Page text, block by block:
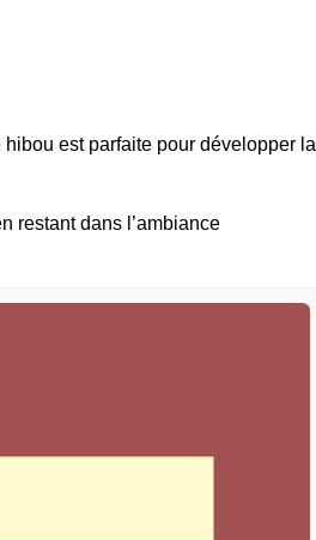
est parfaite pour développer la
restant dans l’ambiance